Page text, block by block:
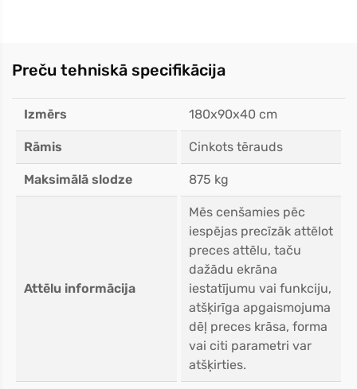
Preču tehniskā specifikācija
Izmērs 180x90x40 cm
Rāmis Cinkots tērauds
Maksimālā slodze 875 kg
Attēlu informācija
Mēs cenšamies pēc
iespējas precīzāk attēlot
preces attēlu, taču
dažādu ekrāna
iestatījumu vai funkciju,
atšķirīga apgaismojuma
dēļ preces krāsa, forma
vai citi parametri var
atšķirties.